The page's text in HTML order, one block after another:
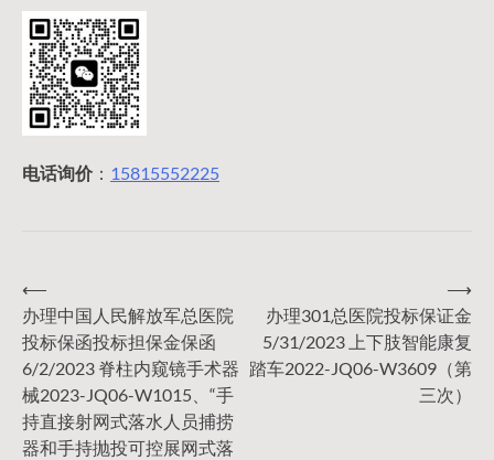
电话询价： 15815552225
文
章
导
⟵
办理中国人民解放军总医院
投标保函投标担保金保函
6/2/2023 脊柱内窥镜手术器
械2023-JQ06-W1015、“手
持直接射网式落水人员捕捞
器和手持抛投可控展网式落
办理301总医院投标保证金
5/31/2023 上下肢智能康复
踏车2022-JQ06-W3609（第
三次）
⟶